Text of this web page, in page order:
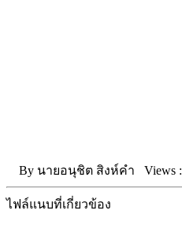
By นายอนุชิต สิงห์คำ Views :
ไฟล์แนบที่เกี่ยวข้อง